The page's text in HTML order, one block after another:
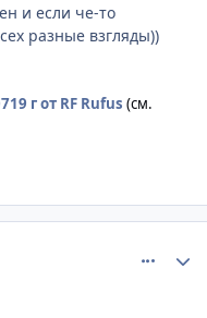
и если че-то
разные взгляды))
19 гот RF Rufus (см.